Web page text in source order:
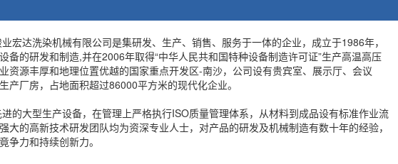
达洗染机械有限公司是集研发、生产、销售、服务于一体的企业，成立于1986年，
备的研发和制造,并在2006年取得“中华人民共和国特种设备制造许可证”生产高温高压
资源丰厚和地理位置优越的国家重点开发区-南沙，公司设有贵宾室、展示厅、会议
产厂房，占地面积超过86000平方米的现代化企业。
大型生产设备，在管理上严格执行ISO质量管理体系，从材料到成品设有标准作业流
大的高新技术研发团队均为资深专业人士，对产品的研发及机械制造有数十年的经验，
争力和持续创新力。